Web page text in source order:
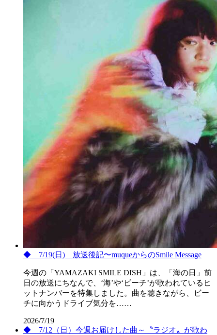
◆ 7/19(日) 放送後記〜muqueからのSmile Message
今週の「YAMAZAKI SMILE DISH」は、「海の日」前
日の放送にちなんで、‘海’や‘ビーチ’が歌われているヒ
ットナンバーを特集しました。曲を聴きながら、ビー
チに向かうドライブ気分を……
2026/7/19
◆ 7/12（日）今週お届けした曲～〝ラジオ〟が歌わ